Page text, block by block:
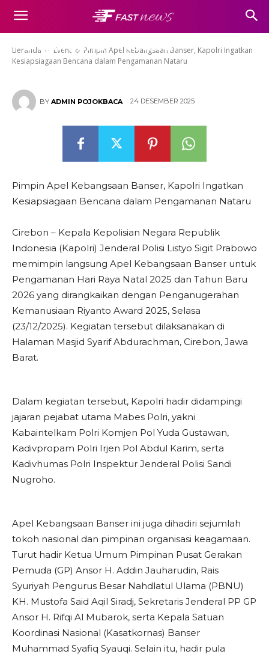
Beranda Event
Pimpin Apel Kebangsaan Banser, Kapolri Ingatkan
Kesiapsiagaan Bencana dalam Pengamanan Nataru
Banser, Kapolri Ingatkan
Kesiapsiagaan Bencana dalam
Pengamanan Nataru
BY ADMIN POJOKBACA 24 DESEMBER 2025
Pimpin Apel Kebangsaan Banser, Kapolri Ingatkan
Kesiapsiagaan Bencana dalam Pengamanan Nataru
Cirebon – Kepala Kepolisian Negara Republik
Indonesia (Kapolri) Jenderal Polisi Listyo Sigit Prabowo
memimpin langsung Apel Kebangsaan Banser untuk
Pengamanan Hari Raya Natal 2025 dan Tahun Baru
2026 yang dirangkaikan dengan Penganugerahan
Kemanusiaan Riyanto Award 2025, Selasa
(23/12/2025). Kegiatan tersebut dilaksanakan di
Halaman Masjid Syarif Abdurachman, Cirebon, Jawa
Barat.
Dalam kegiatan tersebut, Kapolri hadir didampingi
jajaran pejabat utama Mabes Polri, yakni
Kabaintelkam Polri Komjen Pol Yuda Gustawan,
Kadivpropam Polri Irjen Pol Abdul Karim, serta
Kadivhumas Polri Inspektur Jenderal Polisi Sandi
Nugroho.
Apel Kebangsaan Banser ini juga dihadiri sejumlah
tokoh nasional dan pimpinan organisasi keagamaan.
Turut hadir Ketua Umum Pimpinan Pusat Gerakan
Pemuda (GP) Ansor H. Addin Jauharudin, Rais
Syuriyah Pengurus Besar Nahdlatul Ulama (PBNU)
KH. Mustofa Said Aqil Siradj, Sekretaris Jenderal PP GP
Ansor H. Rifqi Al Mubarok, serta Kepala Satuan
Koordinasi Nasional (Kasatkornas) Banser
Muhammad Syafiq Syauqi. Selain itu, hadir pula